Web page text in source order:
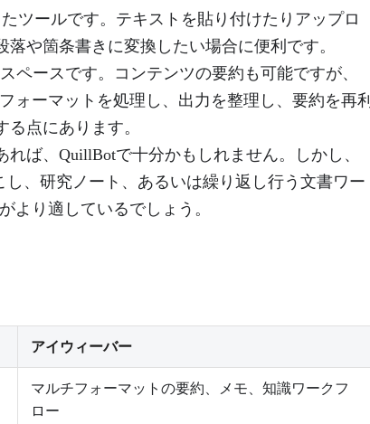
ツールです。テキストを貼り付けたりアップロ
や箇条書きに変換したい場合に便利です。
ペースです。コンテンツの要約も可能ですが、
ォーマットを処理し、出力を整理し、要約を再利
点にあります。
ば、QuillBotで十分かもしれません。しかし、
、研究ノート、あるいは繰り返し行う文書ワー
より適しているでしょう。
アイウィーバー
マルチフォーマットの要約、メモ、知識ワークフ
ロー